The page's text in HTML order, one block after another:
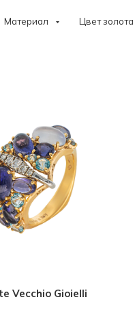
Материал Цвет золота
Vecchio Gioielli